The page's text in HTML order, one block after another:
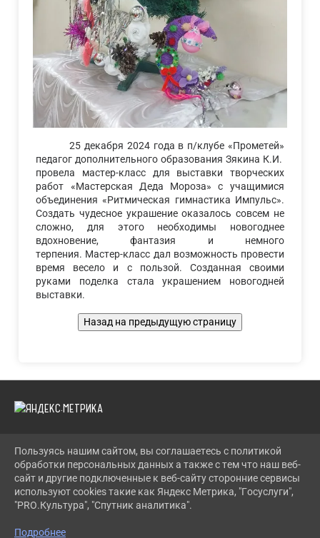
25 декабря 2024 года в п/клубе «Прометей»
педагог дополнительного образования Зякина К.И.
провела мастер-класс для выставки творческих
работ «Мастерская Деда Мороза» с учащимися
объединения «Ритмическая гимнастика Импульс».
Создать чудесное украшение оказалось совсем не
сложно, для этого необходимы новогоднее
вдохновение, фантазия и немного
терпения. Мастер-класс дал возможность провести
время весело и с пользой. Созданная своими
руками поделка стала украшением новогодней
выставки.
2026 Г. LENCDT.RU
ВХОД
КАРТА САЙТА
ПОЛИТИКА ОБРАБОТКИ ПЕРСОНАЛЬНЫХ ДАННЫХ
СДЕЛАНО НА KUBCMS
Пользуясь нашим сайтом, вы соглашаетесь с политикой
обработки персональных данных а также с тем что наш веб-
сайт и другие подключенные к веб-сайту сторонние сервисы
используют cookies такие как Яндекс Метрика, "Госуслуги",
"PRO.Культура", "Спутник аналитика".
Подробнее